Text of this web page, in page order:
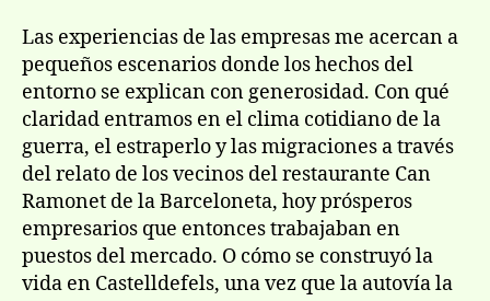
Las experiencias de las empresas me acercan a
pequeños escenarios donde los hechos del
entorno se explican con generosidad. Con qué
claridad entramos en el clima cotidiano de la
guerra, el estraperlo y las migraciones a través
del relato de los vecinos del restaurante Can
Ramonet de la Barceloneta, hoy prósperos
empresarios que entonces trabajaban en
puestos del mercado. O cómo se construyó la
vida en Castelldefels, una vez que la autoví­a la